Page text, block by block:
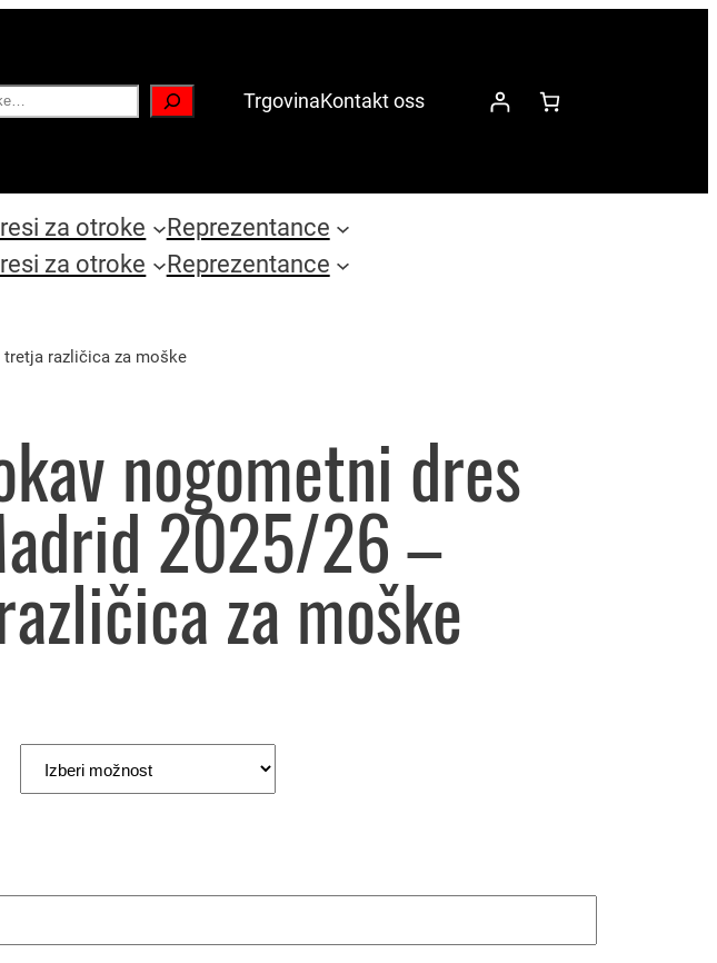
TrgovinaKontakt oss
za otroke
Reprezentance
za otroke Reprezentance
različica za moške
nogometni dres
2025/26 –
za moške